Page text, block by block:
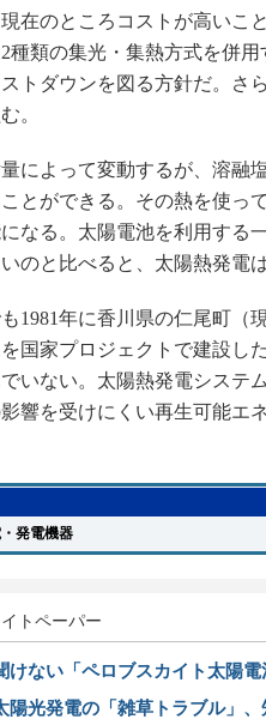
在のところコストが高いこ
種類の集光・集熱方式を併
トダウンを図る方針だ。さ
。
によって変動するが、溶融
とができる。その熱を使っ
なる。太陽電池を利用する
のと比べると、太陽熱発電
1981年に香川県の仁尾町（
国家プロジェクトで建設し
いない。太陽熱発電システ
響を受けにくい再生可能エ
発電機器
トペーパー
けない「ペロブスカイト太陽
陽光発電の「雑草トラブル」